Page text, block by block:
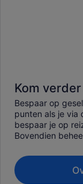
Kom
Bespaar op
punten als je via
bespaar je op
Bovendien